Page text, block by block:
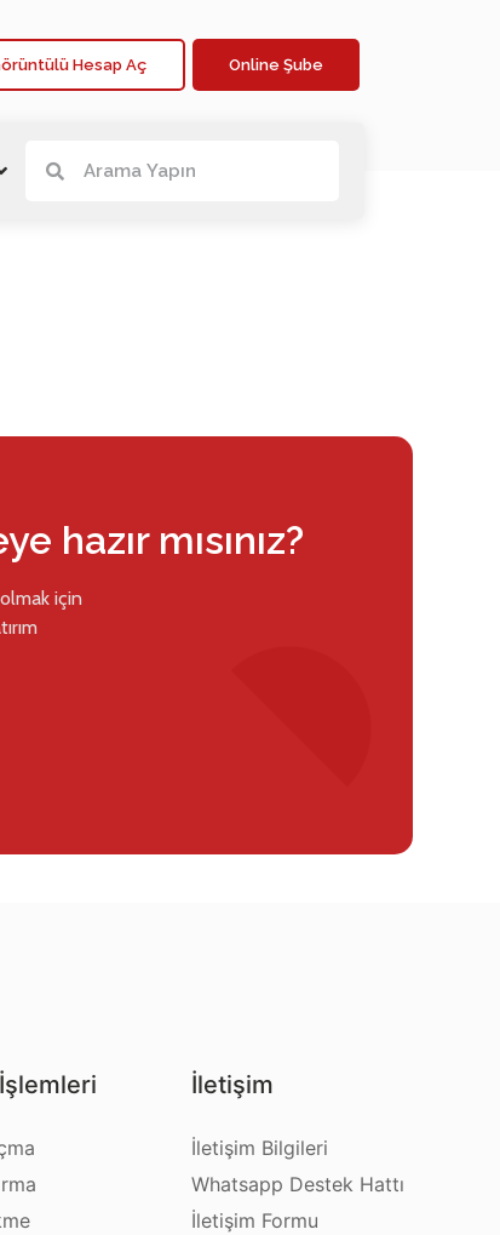
Hesap Aç Online Şube
hazır mısınız?
için
İletişim
İletişim Bilgileri
Whatsapp Destek Hattı
İletişim Formu